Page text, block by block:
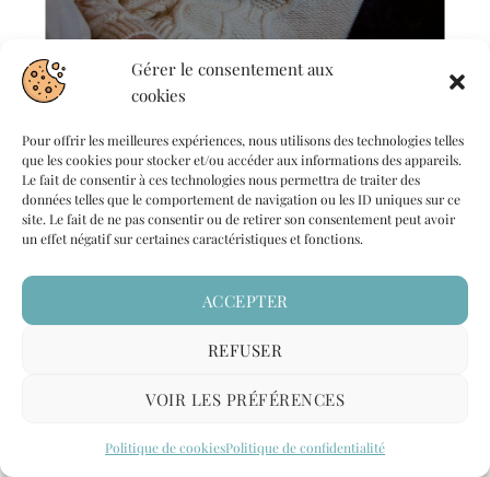
Gérer le consentement aux
cookies
Pour offrir les meilleures expériences, nous utilisons des technologies telles
que les cookies pour stocker et/ou accéder aux informations des appareils.
Le fait de consentir à ces technologies nous permettra de traiter des
données telles que le comportement de navigation ou les ID uniques sur ce
site. Le fait de ne pas consentir ou de retirer son consentement peut avoir
un effet négatif sur certaines caractéristiques et fonctions.
ACCEPTER
REFUSER
VOIR LES PRÉFÉRENCES
Politique de cookiesPolitique de confidentialité
YAYA